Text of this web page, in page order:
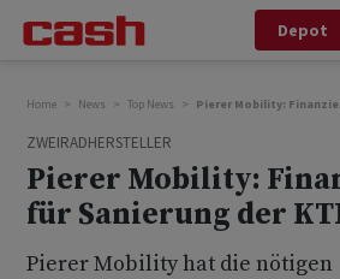
Depot
Home News Top News Pierer Mobility:
ZWEIRADHERSTELLER
Pierer Mobility:
für Sanierung der
Pierer Mobility hat die nötigen